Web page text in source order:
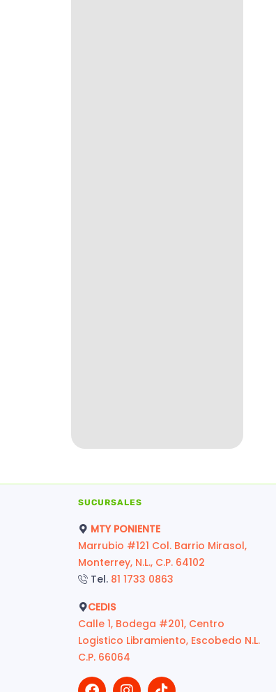
SUCURSALES
MTY PONIENTE
Marrubio #121 Col. Barrio Mirasol,
Monterrey, N.L., C.P. 64102
Tel. 81 1733 0863
CEDIS
Calle 1, Bodega #201, Centro
Logistico Libramiento, Escobedo N.L.
C.P. 66064